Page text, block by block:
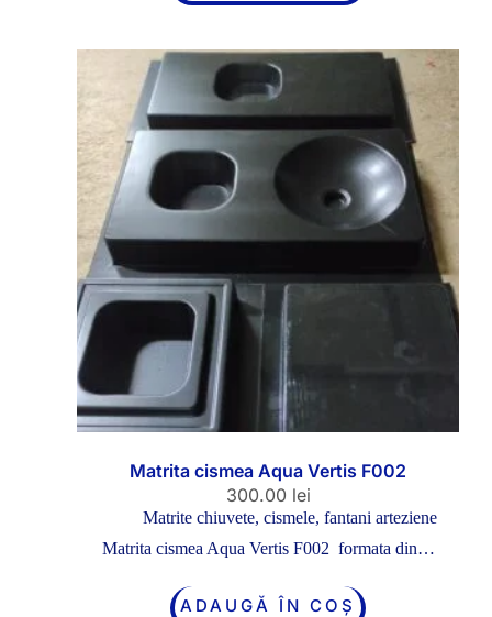
Matrita cismea Aqua Vertis F002
300.00 lei
Matrite chiuvete, cismele, fantani arteziene
Matrita cismea Aqua Vertis F002 formata din…
ADAUGĂ ÎN COȘ